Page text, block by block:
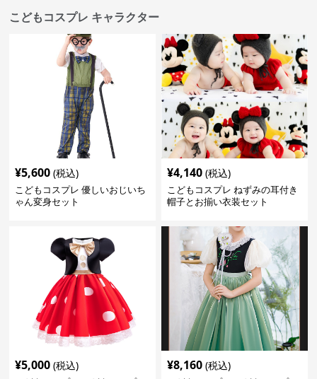
こどもコスプレ キャラクター
¥5,600 (税込)
こどもコスプレ 優しいおじいち
ゃん変身セット
¥4,140 (税込)
こどもコスプレ ねずみの耳付き
帽子とお揃い衣装セット
¥5,000 (税込) ¥8,160 (税込)